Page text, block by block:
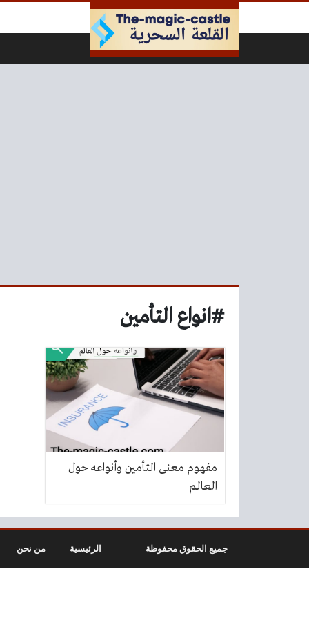
التخطي إلى المحتوى
#انواع التأمين
مفهوم معنى التأمين وأنواعه حول
العالم
الرئيسية من نحن جميع الحقوق محفوظة